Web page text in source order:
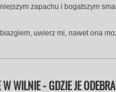
zapachu i bogatszym
uwierz mi, nawet ona
WILNIE - GDZIE JE